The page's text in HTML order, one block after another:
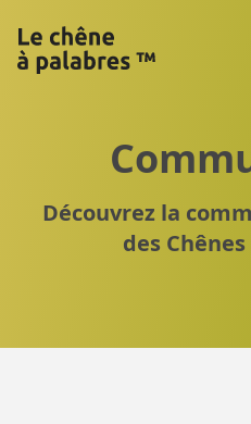
Découvrez la
des